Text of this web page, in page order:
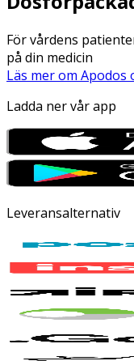
För vårdens
på din medicin
Läs mer om Apodos
Ladda ner vår app
Leveransalternativ